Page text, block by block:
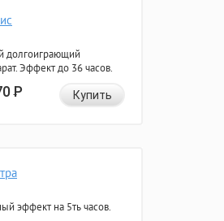
долгоиграющий
Эффект до 36 часов.
Р Купить
эффект на 5ть часов.